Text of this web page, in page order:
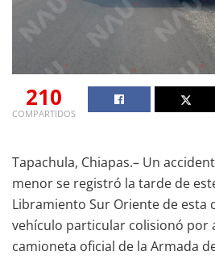
210
COMPARTIDOS
Tapachula, Chiapas.– Un
menor se registró la tarde de
Libramiento Sur Oriente de esta
vehículo particular colisionó por
camioneta oficial de la Armada